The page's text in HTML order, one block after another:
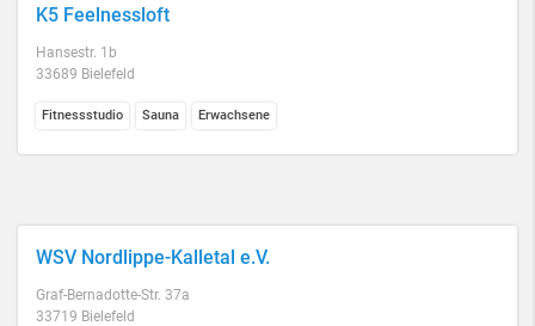
K5 Feelnessloft
Hansestr. 1b
33689 Bielefeld
Fitnessstudio Sauna Erwachsene
WSV Nordlippe-Kalletal e.V.
Graf-Bernadotte-Str. 37a
33719 Bielefeld